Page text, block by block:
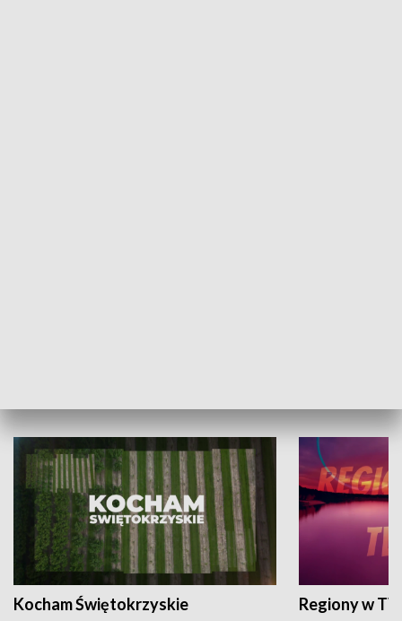
Kocham Świętokrzyskie Regiony w